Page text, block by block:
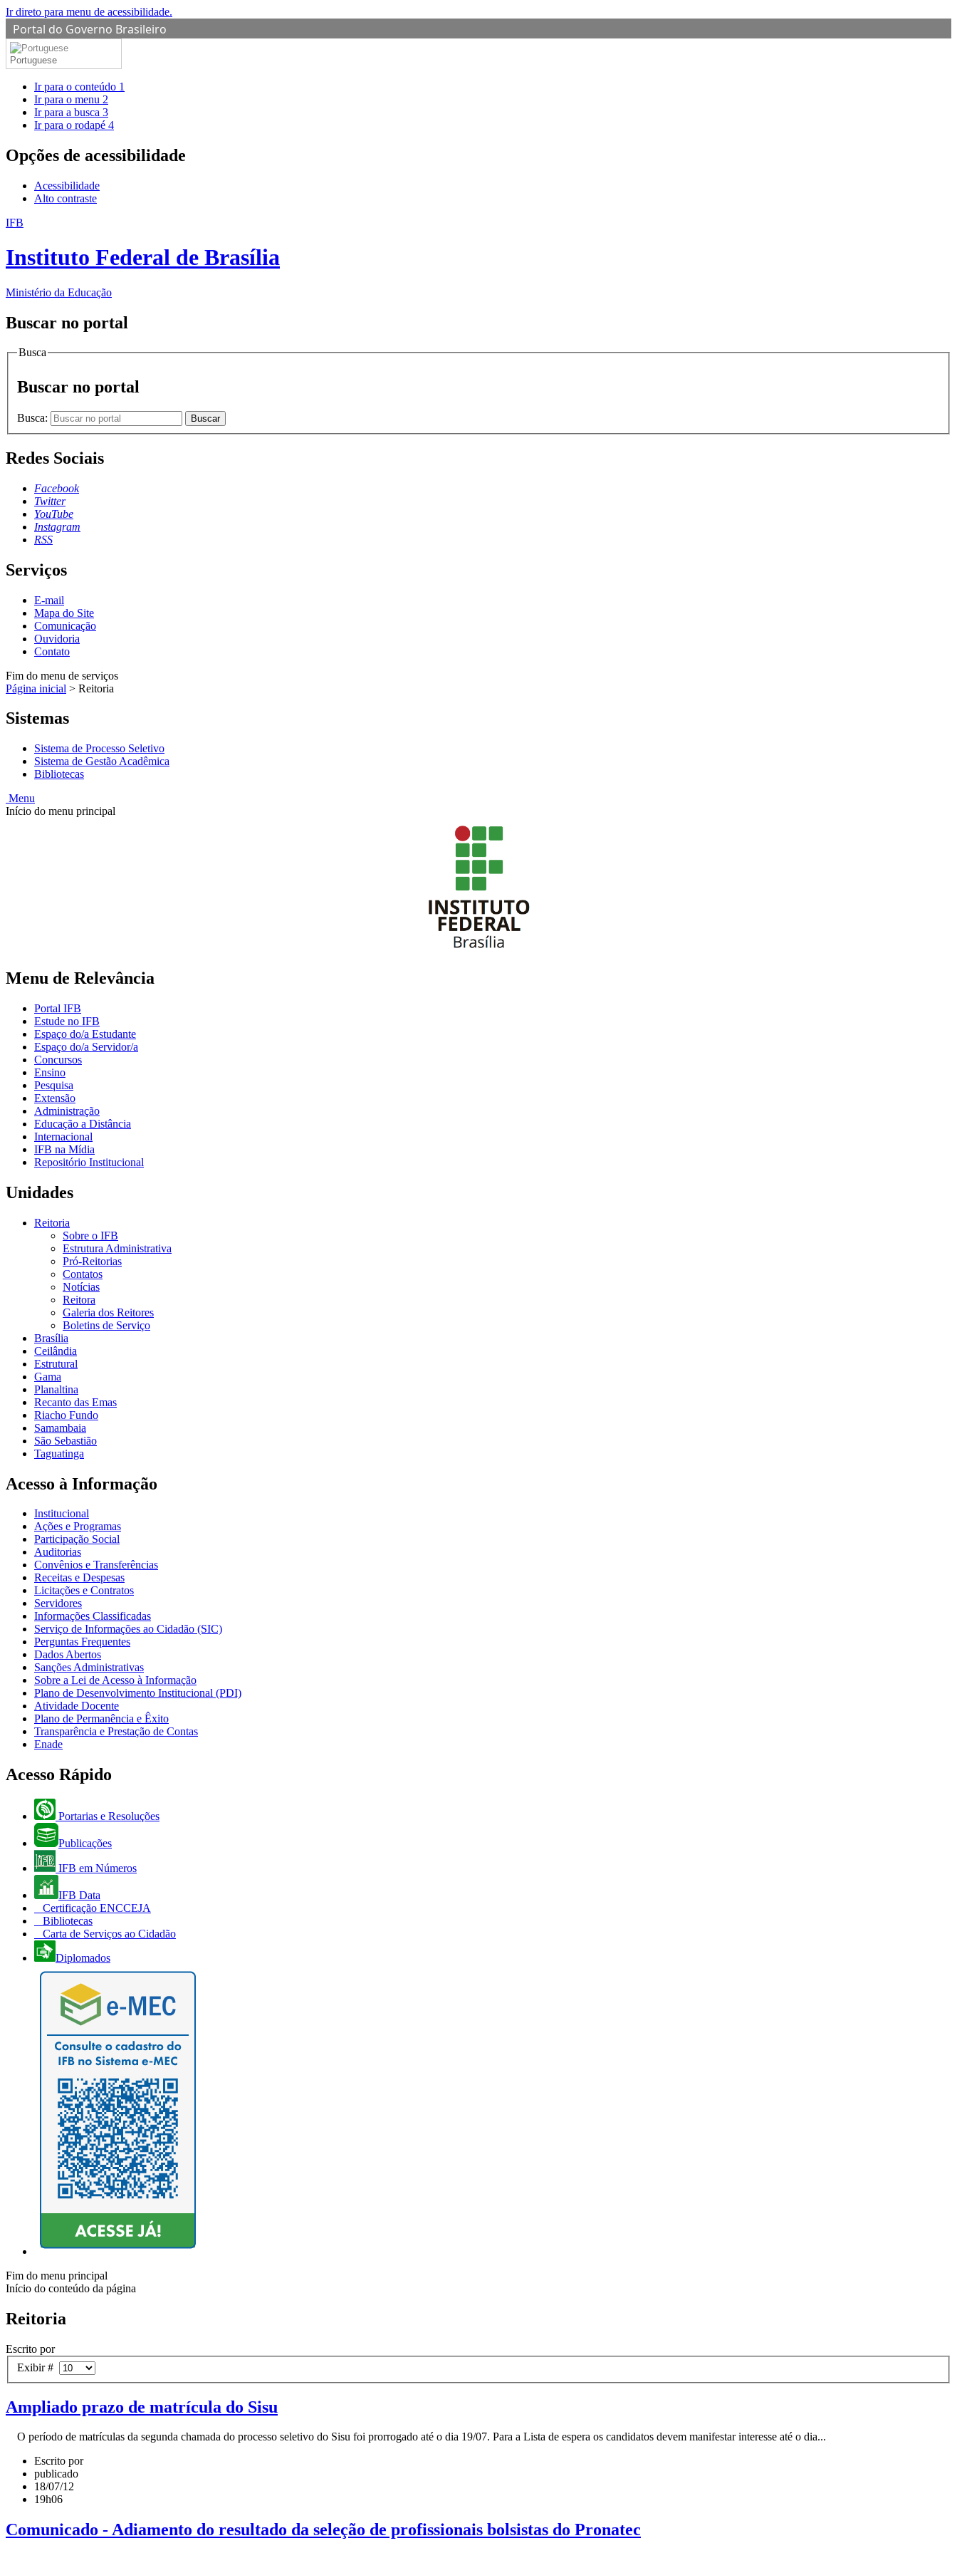
Ir direto para menu de acessibilidade.
Portal do Governo Brasileiro
Portuguese
Ir para o conteúdo 1
Ir para o menu 2
Ir para a busca 3
Ir para o rodapé 4
Opções de acessibilidade
Acessibilidade
Alto contraste
IFB
Instituto Federal de Brasília
Ministério da Educação
Buscar no portal
Busca
Buscar no portal
Busca: Buscar
Redes Sociais
Facebook
Twitter
YouTube
Instagram
RSS
Serviços
E-mail
Mapa do Site
Comunicação
Ouvidoria
Contato
Fim do menu de serviços
Página inicial > Reitoria
Sistemas
Sistema de Processo Seletivo
Sistema de Gestão Acadêmica
Bibliotecas
Menu
Início do menu principal
Menu de Relevância
Portal IFB
Estude no IFB
Espaço do/a Estudante
Espaço do/a Servidor/a
Concursos
Ensino
Pesquisa
Extensão
Administração
Educação a Distância
Internacional
IFB na Mídia
Repositório Institucional
Unidades
Reitoria
Sobre o IFB
Estrutura Administrativa
Pró-Reitorias
Contatos
Notícias
Reitora
Galeria dos Reitores
Boletins de Serviço
Brasília
Ceilândia
Estrutural
Gama
Planaltina
Recanto das Emas
Riacho Fundo
Samambaia
São Sebastião
Taguatinga
Acesso à Informação
Institucional
Ações e Programas
Participação Social
Auditorias
Convênios e Transferências
Receitas e Despesas
Licitações e Contratos
Servidores
Informações Classificadas
Serviço de Informações ao Cidadão (SIC)
Perguntas Frequentes
Dados Abertos
Sanções Administrativas
Sobre a Lei de Acesso à Informação
Plano de Desenvolvimento Institucional (PDI)
Atividade Docente
Plano de Permanência e Êxito
Transparência e Prestação de Contas
Enade
Acesso Rápido
Portarias e Resoluções
Publicações
IFB em Números
IFB Data
Certificação ENCCEJA
Bibliotecas
Carta de Serviços ao Cidadão
Diplomados
Fim do menu principal
Início do conteúdo da página
Reitoria
Escrito por
Exibir #
Ampliado prazo de matrícula do Sisu
O período de matrículas da segunda chamada do processo seletivo do Sisu foi prorrogado até o dia 19/07. Para a Lista de espera os candidatos devem manifestar interesse até o dia...
Escrito por
publicado
18/07/12
19h06
Comunicado - Adiamento do resultado da seleção de profissionais bolsistas do Pronatec